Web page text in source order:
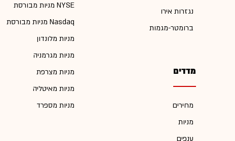
נגזרות אירו
ברומטר-מגמות
מדדים
מחירים
מניות
ענפים
מניות מבורסת NYSE
מניות מבורסת Nasdaq
מניות מלונדון
מניות מגרמניה
מניות מצרפת
מניות מאיטליה
מניות מספרד